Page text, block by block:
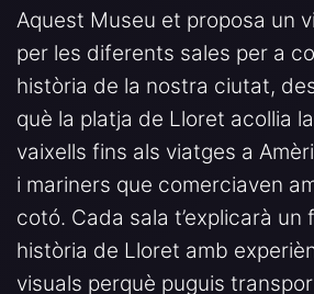
Aquest Museu et proposa un
per les diferents sales per a
història de la nostra ciutat,
què la platja de Lloret acollia
vaixells fins als viatges a
i mariners que comerciaven
cotó. Cada sala t’explicarà un
història de Lloret amb
visuals perquè puguis